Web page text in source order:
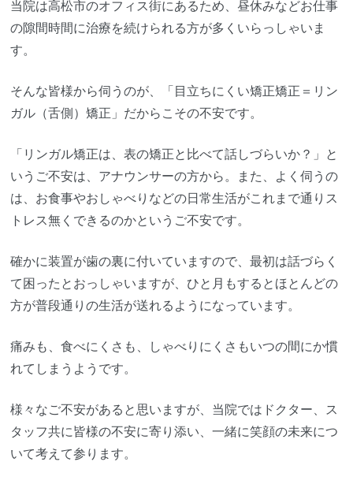
当院は高松市のオフィス街にあるため、昼休みなどお仕事
の隙間時間に治療を続けられる方が多くいらっしゃいま
す。
そんな皆様から伺うのが、「目立ちにくい矯正矯正＝リン
ガル（舌側）矯正」だからこその不安です。
「リンガル矯正は、表の矯正と比べて話しづらいか？」と
いうご不安は、アナウンサーの方から。また、よく伺うの
は、お食事やおしゃべりなどの日常生活がこれまで通りス
トレス無くできるのかというご不安です。
確かに装置が歯の裏に付いていますので、最初は話づらく
て困ったとおっしゃいますが、ひと月もするとほとんどの
方が普段通りの生活が送れるようになっています。
痛みも、食べにくさも、しゃべりにくさもいつの間にか慣
れてしまうようです。
様々なご不安があると思いますが、当院ではドクター、ス
タッフ共に皆様の不安に寄り添い、一緒に笑顔の未来につ
いて考えて参ります。